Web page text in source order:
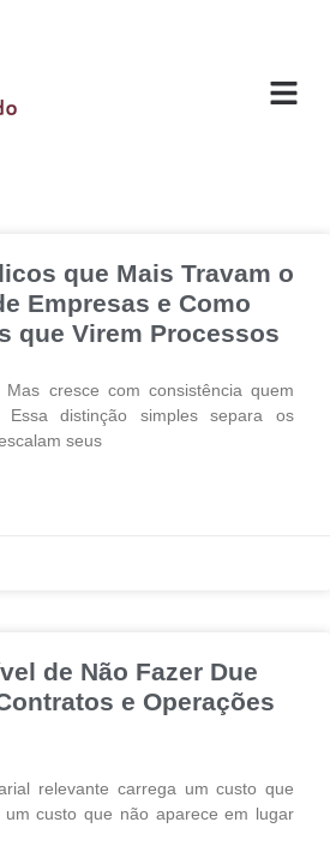
que Mais Travam o
Empresas e Como
que Virem Processos
cresce com consistência quem
distinção simples separa os
seus
de Não Fazer Due
e Operações
relevante carrega um custo que
custo que não aparece em lugar